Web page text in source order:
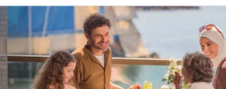
BASINÇ
0hpa
RÜZGAR
0km/s